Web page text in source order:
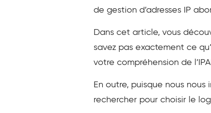
de gestion d’adresses IP
Dans cet article, vous
savez pas exactement ce
votre compréhension de
En outre, puisque nous
rechercher pour choisir le